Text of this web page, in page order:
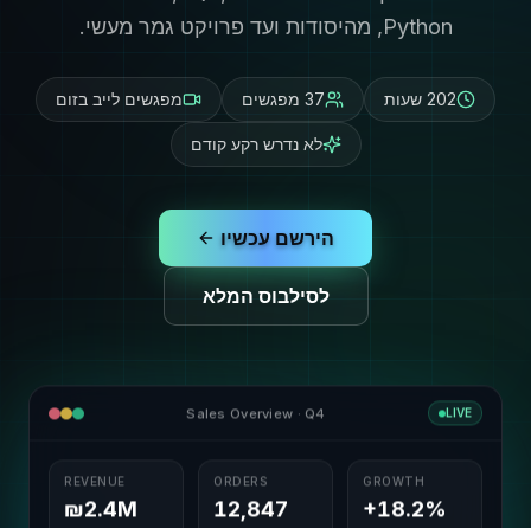
Python, מהיסודות ועד פרויקט גמר מעשי.
202 שעות 37 מפגשים מפגשים לייב בזום
לא נדרש רקע קודם
הירשם עכשיו
לסילבוס המלא
Sales Overview · Q4 LIVE
REVENUE
₪2.4M
ORDERS
12,847
GROWTH
+18.2%